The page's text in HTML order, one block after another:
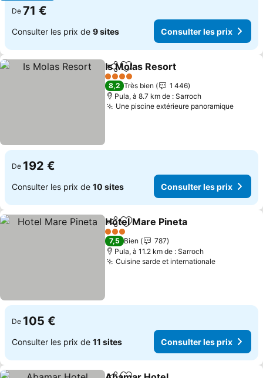
De 71 €
Consulter les prix de 9 sites Consulter les prix
PartagerAjouter à mes favoris
Is Molas Resort
4 Étoiles
8,2 Très bien
1 446
Pula, à 8.7 km de : Sarroch
Une piscine extérieure panoramique
De 192 €
Consulter les prix de 10 sites Consulter les prix
PartagerAjouter à mes favoris
Hotel Mare Pineta
3 Étoiles
7,5 Bien
787
Pula, à 11.2 km de : Sarroch
Cuisine sarde et internationale
De 105 €
Consulter les prix de 11 sites Consulter les prix